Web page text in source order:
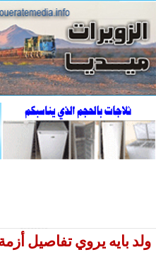
ولد بايه يروي تفاصيل أزمة